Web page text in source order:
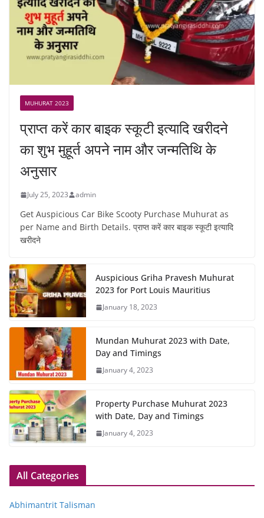
MUHURAT 2023
प्राप्त करें कार बाइक स्कूटी इत्यादि खरीदने
का शुभ मुहूर्त अपने नाम और जन्मतिथि के
अनुसार
July 25, 2023 admin
Get Auspicious Car Bike Scooty Purchase Muhurat as
per Name and Birth Details. प्राप्त करें कार बाइक स्कूटी इत्यादि
खरीदने
Auspicious Griha Pravesh Muhurat
2023 for Port Louis Mauritius
January 18, 2023
Mundan Muhurat 2023 with Date,
Day and Timings
January 4, 2023
Property Purchase Muhurat 2023
with Date, Day and Timings
January 4, 2023
All Categories
Abhimantrit Talisman